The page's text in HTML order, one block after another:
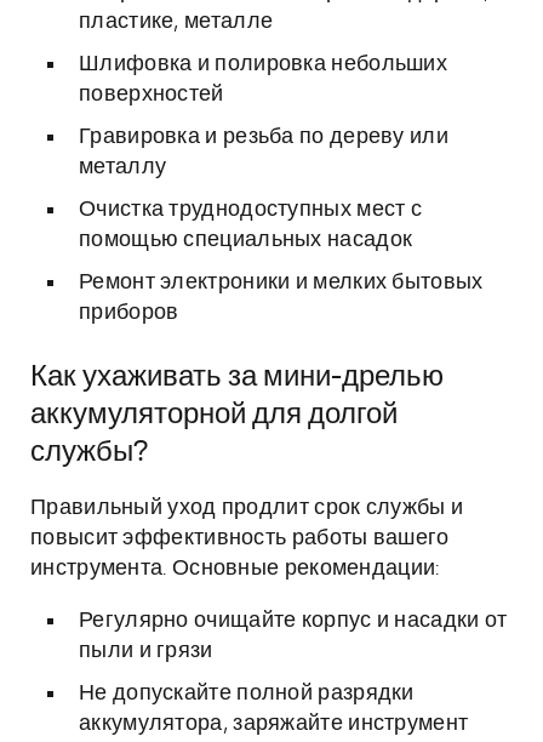
пластике, металле
Шлифовка и полировка небольших
поверхностей
Гравировка и резьба по дереву или
металлу
Очистка труднодоступных мест с
помощью специальных насадок
Ремонт электроники и мелких бытовых
приборов
Как ухаживать за мини-дрелью
аккумуляторной для долгой
службы?
Правильный уход продлит срок службы и
повысит эффективность работы вашего
инструмента. Основные рекомендации:
Регулярно очищайте корпус и насадки от
пыли и грязи
Не допускайте полной разрядки
аккумулятора, заряжайте инструмент